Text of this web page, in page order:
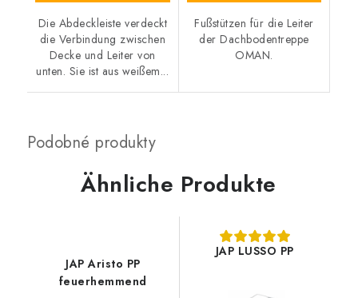
Die Abdeckleiste verdeckt
die Verbindung zwischen
Decke und Leiter von
unten. Sie ist aus weißem...
Fußstützen für die Leiter
der Dachbodentreppe
OMAN.
Ähnliche Produkte
JAP Aristo PP
feuerhemmend
JAP LUSSO PP